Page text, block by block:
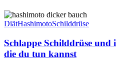
Schlappe
Schilddrüse
immer
dicker:
6
DiätHashimotoSchilddrüse
Schlappe Schilddrüse und
die du tun kannst